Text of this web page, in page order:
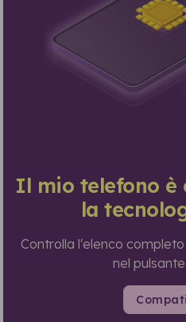
Il mio telefono è
la
Controlla l'elenco
nel